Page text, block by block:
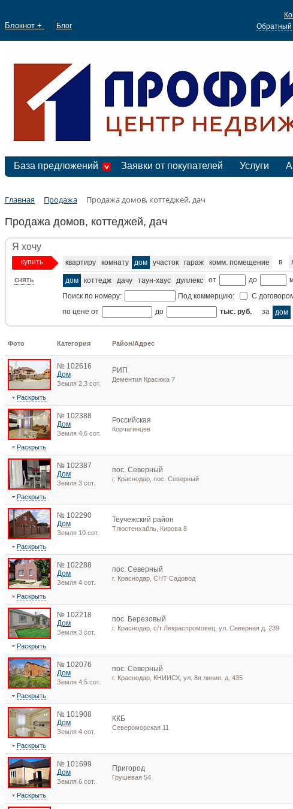
Блокнот + Блог
Обратный
База предложений Заявки от покупателей Услуги
Главная Продажа Продажа домов, коттеджей, дач
Продажа домов, коттеджей, дач
Я хочу
купить
снять
квартиру комнату дом участок гараж комм. помещение в
дом коттедж дачу таун-хаус дуплекс от до
Поиск по номеру:
Под коммерцию:
С
по цене от
до тыс. руб. за дом
Фото Категория Район/Адрес
№ 102616
Дом
Земля 2,3 сот.
РИП
Дементия Красюка 7
Раскрыть
№ 102388
Дом
Земля 4,6 сот.
Российская
Корчагинцев
Раскрыть
№ 102387
Дом
Земля 3 сот.
пос. Северный
г. Краснодар, пос. Северный
Раскрыть
№ 102290
Дом
Земля 10 сот.
Теучежский район
Тлюстенхабль, Кирова 8
Раскрыть
№ 102288
Дом
Земля 4 сот.
пос. Северный
г. Краснодар, СНТ Садовод
Раскрыть
№ 102218
Дом
Земля 3 сот.
пос. Березовый
г. Краснодар, с/т Лекраспромовец, ул. Северная д. 239
Раскрыть
№ 102076
Дом
Земля 4,5 сот.
пос. Северный
г. Краснодар, КНИИСХ, ул. 8я линия, д. 435
Раскрыть
№ 101908
Дом
Земля 4 сот.
ККБ
Североморская 11
Раскрыть
№ 101699
Дом
Земля 6 сот.
Пригород
Грушевая 54
Раскрыть